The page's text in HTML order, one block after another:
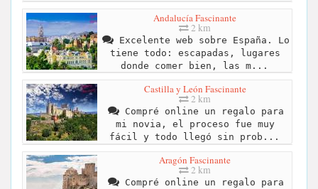
Andalucía Fascinante
2 km
Excelente web sobre España. Lo
tiene todo: escapadas, lugares
donde comer bien, las m...
Castilla y León Fascinante
2 km
Compré online un regalo para
mi novia, el proceso fue muy
fácil y todo llegó sin prob...
Aragón Fascinante
2 km
Compré online un regalo para